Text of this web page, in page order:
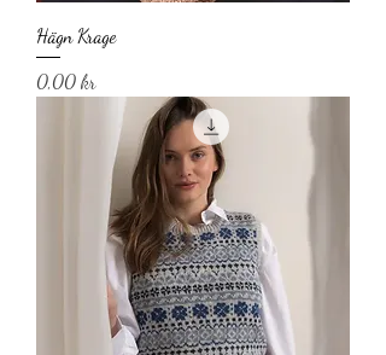
Hägn Krage
Pris
0,00 kr